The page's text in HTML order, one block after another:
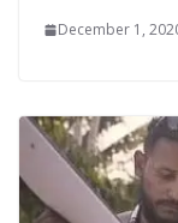
December 1,